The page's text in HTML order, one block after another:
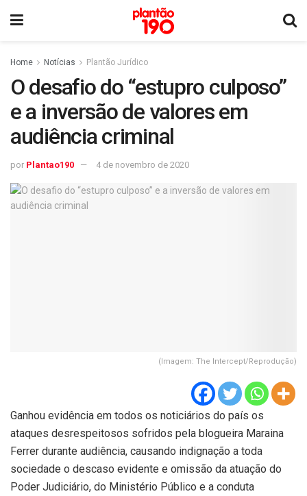
Home Notícias Plantão Jurídico
O desafio do “estupro culposo”
e a inversão de valores em
audiência criminal
por Plantao190 4 de novembro de 2020
(Imagem: The Intercept/Reprodução)
Ganhou evidência em todos os noticiários do país os
ataques desrespeitosos sofridos pela blogueira Maraina
Ferrer durante audiência, causando indignação a toda
sociedade o descaso evidente e omissão da atuação do
Poder Judiciário, do Ministério Público e a conduta